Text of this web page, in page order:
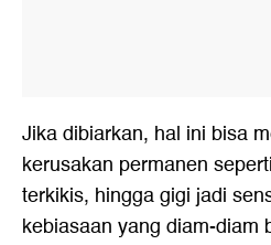
Jika dibiarkan, hal ini bisa
kerusakan permanen
terkikis, hingga gigi jadi
kebiasaan yang diam-diam